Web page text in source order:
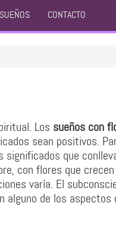
CONTACTO
Los sueños con
sean positivos.
que
con flores que
varía. El
alguno de los aspectos